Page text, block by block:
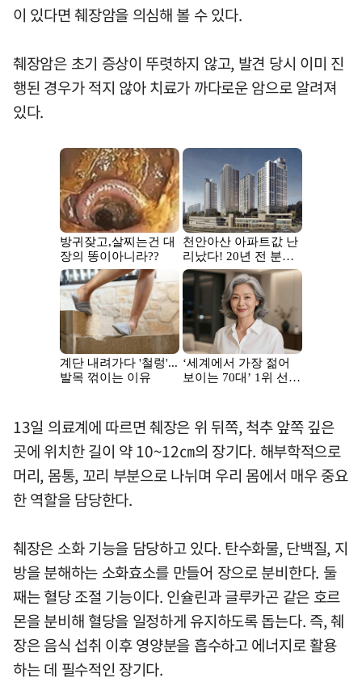
이 있다면 췌장암을 의심해 볼 수 있다.
췌장암은 초기 증상이 뚜렷하지 않고, 발견 당시 이미 진
행된 경우가 적지 않아 치료가 까다로운 암으로 알려져
있다.
13일 의료계에 따르면 췌장은 위 뒤쪽, 척추 앞쪽 깊은
곳에 위치한 길이 약 10~12㎝의 장기다. 해부학적으로
머리, 몸통, 꼬리 부분으로 나뉘며 우리 몸에서 매우 중요
한 역할을 담당한다.
췌장은 소화 기능을 담당하고 있다. 탄수화물, 단백질, 지
방을 분해하는 소화효소를 만들어 장으로 분비한다. 둘
째는 혈당 조절 기능이다. 인슐린과 글루카곤 같은 호르
몬을 분비해 혈당을 일정하게 유지하도록 돕는다. 즉, 췌
장은 음식 섭취 이후 영양분을 흡수하고 에너지로 활용
하는 데 필수적인 장기다.